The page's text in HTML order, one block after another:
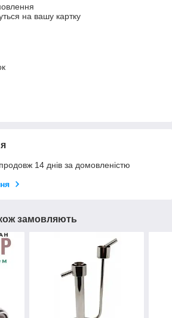
на вашу картку
14 днів за домовленістю
замовляють